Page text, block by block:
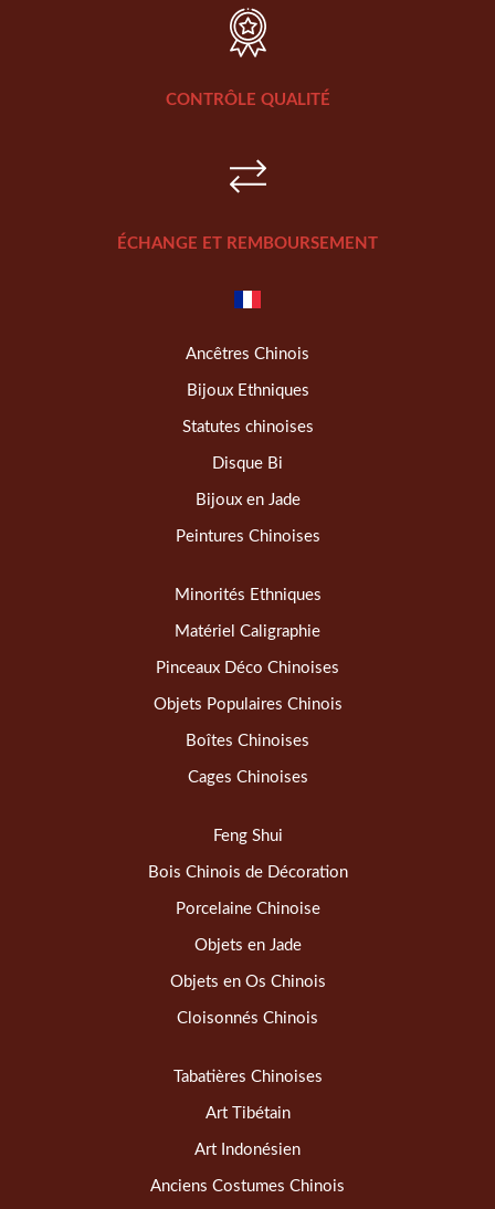
CONTRÔLE QUALITÉ
ÉCHANGE ET REMBOURSEMENT
Ancêtres Chinois
Bijoux Ethniques
Statutes chinoises
Disque Bi
Bijoux en Jade
Peintures Chinoises
Minorités Ethniques
Matériel Caligraphie
Pinceaux Déco Chinoises
Objets Populaires Chinois
Boîtes Chinoises
Cages Chinoises
Feng Shui
Bois Chinois de Décoration
Porcelaine Chinoise
Objets en Jade
Objets en Os Chinois
Cloisonnés Chinois
Tabatières Chinoises
Art Tibétain
Art Indonésien
Anciens Costumes Chinois